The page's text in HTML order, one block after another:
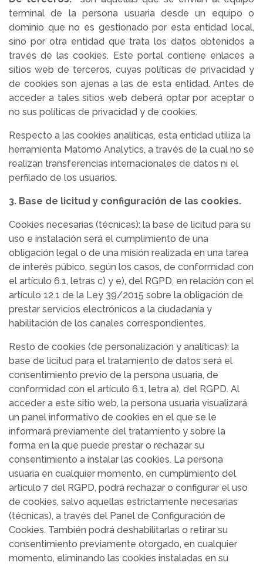
terminal de la persona usuaria desde un equipo o
dominio que no es gestionado por esta entidad local,
sino por otra entidad que trata los datos obtenidos a
través de las cookies. Este portal contiene enlaces a
sitios web de terceros, cuyas políticas de privacidad y
de cookies son ajenas a las de esta entidad. Antes de
acceder a tales sitios web deberá optar por aceptar o
no sus políticas de privacidad y de cookies.
Respecto a las cookies analíticas, esta entidad utiliza la
herramienta Matomo Analytics, a través de la cual no se
realizan transferencias internacionales de datos ni el
perfilado de los usuarios.
3. Base de licitud y configuración de las cookies.
Cookies necesarias (técnicas): la base de licitud para su
uso e instalación será el cumplimiento de una
obligación legal o de una misión realizada en una tarea
de interés púbico, según los casos, de conformidad con
el artículo 6.1, letras c) y e), del RGPD, en relación con el
artículo 12.1 de la Ley 39/2015 sobre la obligación de
prestar servicios electrónicos a la ciudadanía y
habilitación de los canales correspondientes.
Resto de cookies (de personalización y analíticas): la
base de licitud para el tratamiento de datos será el
consentimiento previo de la persona usuaria, de
conformidad con el artículo 6.1, letra a), del RGPD. Al
acceder a este sitio web, la persona usuaria visualizará
un panel informativo de cookies en el que se le
informará previamente del tratamiento y sobre la
forma en la que puede prestar o rechazar su
consentimiento a instalar las cookies. La persona
usuaria en cualquier momento, en cumplimiento del
artículo 7 del RGPD, podrá rechazar o configurar el uso
de cookies, salvo aquellas estrictamente necesarias
(técnicas), a través del Panel de Configuración de
Cookies. También podrá deshabilitarlas o retirar su
consentimiento previamente otorgado, en cualquier
momento, eliminando las cookies instaladas en su